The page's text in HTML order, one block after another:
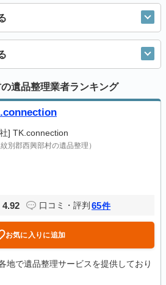
遺品整理業者ランキング
] TK.connection
紋別郡西興部村の遺品整理）
4.92 口コミ・評判 65件
お気に入りに追加
地で遺品整理サービスを提供しており